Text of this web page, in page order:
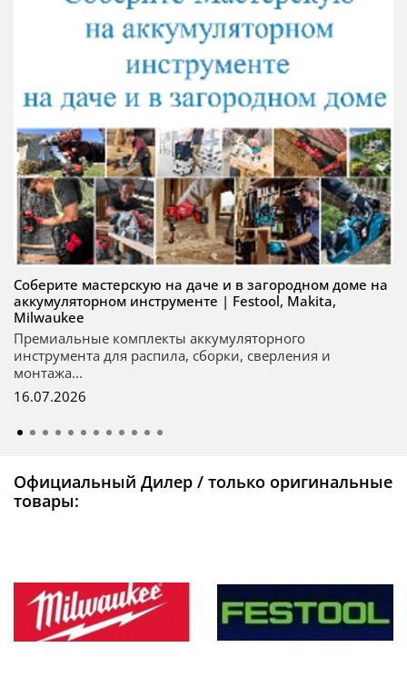
Соберите мастерскую на даче и в загородном доме на
аккумуляторном инструменте | Festool, Makita,
Milwaukee
Премиальные комплекты аккумуляторного
инструмента для распила, сборки, сверления и
монтажа...
16.07.2026
Официальный Дилер / только оригинальные
товары: